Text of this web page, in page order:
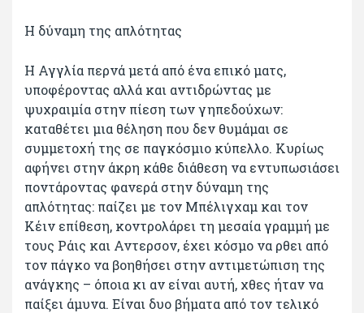
Η δύναμη της απλότητας
Η Αγγλία περνά μετά από ένα επικό ματς,
υποφέροντας αλλά και αντιδρώντας με
ψυχραιμία στην πίεση των γηπεδούχων:
καταθέτει μια θέληση που δεν θυμάμαι σε
συμμετοχή της σε παγκόσμιο κύπελλο. Κυρίως
αφήνει στην άκρη κάθε διάθεση να εντυπωσιάσει
ποντάροντας φανερά στην δύναμη της
απλότητας: παίζει με τον Μπέλιγχαμ και τον
Κέιν επίθεση, κοντρολάρει τη μεσαία γραμμή με
τους Ράις και Αντερσον, έχει κόσμο να ρθει από
τον πάγκο να βοηθήσει στην αντιμετώπιση της
ανάγκης – όποια κι αν είναι αυτή, χθες ήταν να
παίξει άμυνα. Είναι δυο βήματα από τον τελικό